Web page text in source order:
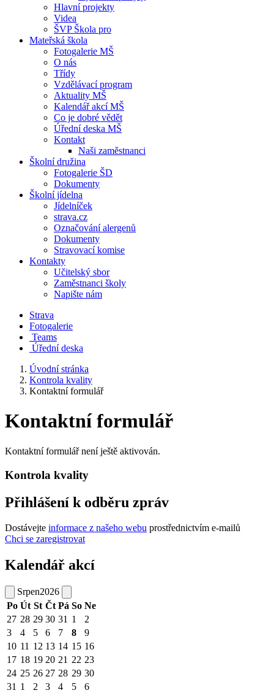
Hlavní projekty
Videa
ŠVP Škola pro
Mateřská škola
Fotogalerie MŠ
O nás
Třídy
Vzdělávací program
Aktuality MŠ
Kalendář akcí MŠ
Co je dobré vědět
Úřední deska MŠ
Kontakt
Naši zaměstnanci
Školní družina
Fotogalerie ŠD
Dokumenty
Školní jídelna
Jídelníček
strava.cz
Označování alergenů
Dokumenty
Stravovací komise
Kontakty
Učitelský sbor
Zaměstnanci školy
Napište nám
Strava
Fotogalerie
Teams
Úřední deska
Úvodní stránka
Kontrola kvality
Kontaktní formulář
Kontaktní formulář
Kontaktní formulář není ještě aktivován.
Kontrola kvality
Přihlášení k odběru zpráv
Dostávejte informace z našeho webu prostřednictvím e-mailů
Chci se zaregistrovat
Kalendář akcí
Srpen2026
Po Út St Čt Pá So Ne
27 28 29 30 31 1
2
3
4 5 6 7 8
9
10 11 12 13 14 15 16
17 18 19 20 21 22 23
24 25 26 27 28 29 30
31 1 2 3 4 5 6